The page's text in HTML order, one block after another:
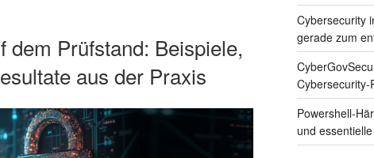
dem Prüfstand: Beispiele,
aus der Praxis
Cybersecurity
gerade zum
Cybersecurity-
Powershell-
und